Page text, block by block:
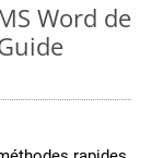
Word de